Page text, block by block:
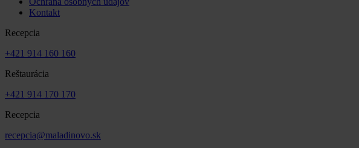
Kontakt
Recepcia
+421 914 160 160
Reštaurácia
+421 914 170 170
Recepcia
recepcia@maladinovo.sk